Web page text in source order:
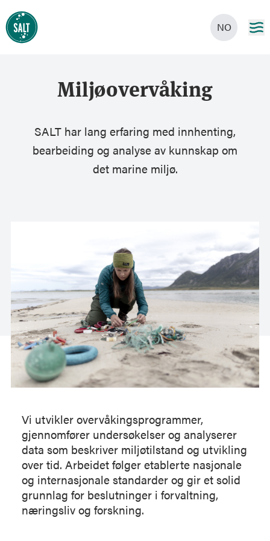
NO
Miljøovervåking
SALT har lang erfaring med innhenting,
bearbeiding og analyse av kunnskap om
det marine miljø.
Vi utvikler overvåkingsprogrammer,
gjennomfører undersøkelser og analyserer
data som beskriver miljøtilstand og utvikling
over tid. Arbeidet følger etablerte nasjonale
og internasjonale standarder og gir et solid
grunnlag for beslutninger i forvaltning,
næringsliv og forskning.